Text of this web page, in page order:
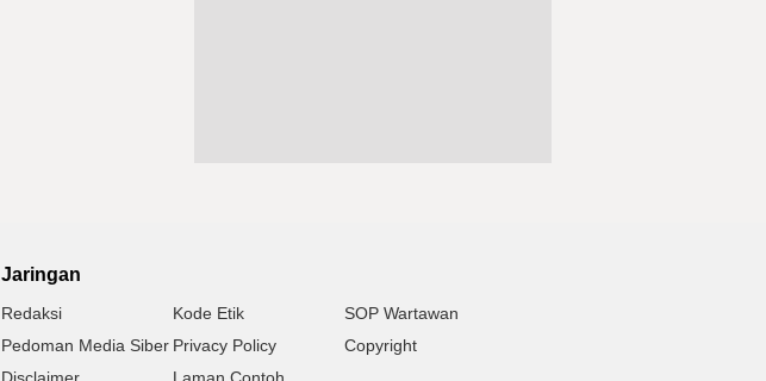
Jaringan
Redaksi Kode Etik
SOP Wartawan
Pedoman Media Siber Privacy Policy
Copyright